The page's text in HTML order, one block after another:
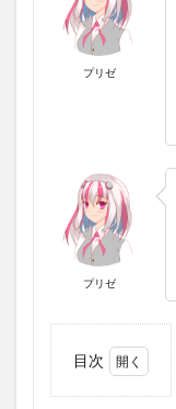
プリゼ
プリゼ
目次